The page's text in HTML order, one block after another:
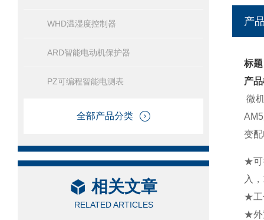
WHD温湿度控制器
ARD智能电动机保护器
PZ可编程智能电测表
全部产品分类
相关文章
RELATED ARTICLES
产
标
产
微
变
★可
入
★工
★外